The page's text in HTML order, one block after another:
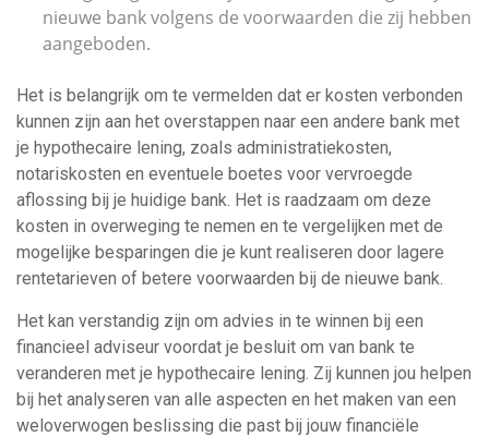
nieuwe bank volgens de voorwaarden die zij hebben
aangeboden.
Het is belangrijk om te vermelden dat er kosten verbonden
kunnen zijn aan het overstappen naar een andere bank met
je hypothecaire lening, zoals administratiekosten,
notariskosten en eventuele boetes voor vervroegde
aflossing bij je huidige bank. Het is raadzaam om deze
kosten in overweging te nemen en te vergelijken met de
mogelijke besparingen die je kunt realiseren door lagere
rentetarieven of betere voorwaarden bij de nieuwe bank.
Het kan verstandig zijn om advies in te winnen bij een
financieel adviseur voordat je besluit om van bank te
veranderen met je hypothecaire lening. Zij kunnen jou helpen
bij het analyseren van alle aspecten en het maken van een
weloverwogen beslissing die past bij jouw financiële